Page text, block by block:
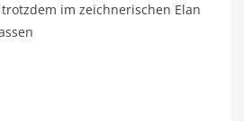
im zeichnerischen Elan